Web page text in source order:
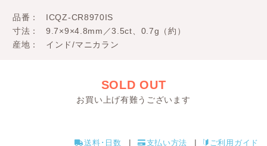
品番
ICQZ-CR8970IS
寸法
9.7×9×4.8mm／3.5ct、0.7g（約）
産地
インド/マニカラン
SOLD OUT
お買い上げ有難うございます
送料･日数 支払い方法 ご利用ガイド